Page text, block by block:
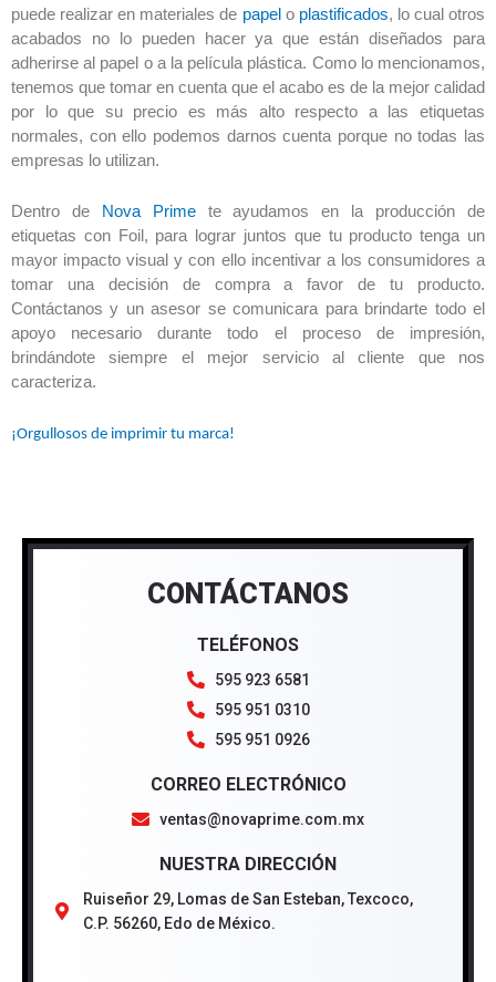
puede realizar en materiales de papelo plastificados, lo cual otros
acabados no lo pueden hacer ya que están diseñados para
adherirse al papel o a la película plástica. Como lo mencionamos,
tenemos que tomar en cuenta que el acabo es de la mejor calidad
por lo que su precio es más alto respecto a las etiquetas
normales, con ello podemos darnos cuenta porque no todas las
empresas lo utilizan.
Dentro de Nova Primete ayudamos en la producción de
etiquetas con Foil, para lograr juntos que tu producto tenga un
mayor impacto visual y con ello incentivar a los consumidores a
tomar una decisión de compra a favor de tu producto.
Contáctanos y un asesor se comunicara para brindarte todo el
apoyo necesario durante todo el proceso de impresión,
brindándote siempre el mejor servicio al cliente que nos
caracteriza.
¡Orgullosos de imprimir tu marca!
CONTÁCTANOS
TELÉFONOS
595 923 6581
595 951 0310
595 951 0926
CORREO ELECTRÓNICO
ventas@novaprime.com.mx
NUESTRA DIRECCIÓN
Ruiseñor 29, Lomas de San Esteban, Texcoco,
C.P. 56260, Edo de México.